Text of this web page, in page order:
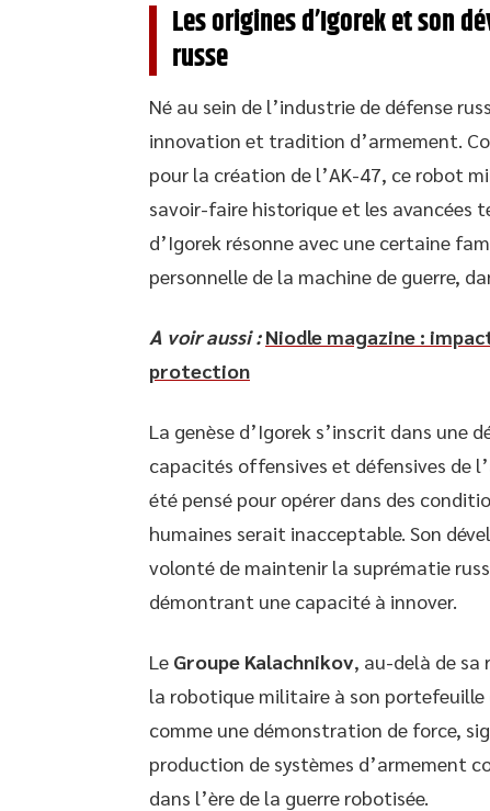
Les origines d’Igorek et son
russe
Né au sein de l’industrie de défense
innovation et tradition d’armement.
pour la création de l’AK-47, ce robot
savoir-faire historique et les avancées
d’Igorek résonne avec une certaine
personnelle de la machine de guerre,
A voir aussi : Niodle magazine :
protection
La genèse d’Igorek s’inscrit dans une
capacités offensives et défensives de
été pensé pour opérer dans des
humaines serait inacceptable. Son
volonté de maintenir la suprématie
démontrant une capacité à innover.
Le Groupe Kalachnikov, au-delà de sa
la robotique militaire à son portefeuille
comme une démonstration de force,
production de systèmes d’armement
dans l’ère de la guerre robotisée.